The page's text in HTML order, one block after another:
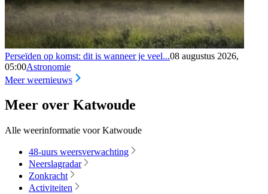
Perseïden op komst: dit is wanneer je veel...08 augustus 2026,
05:00Astronomie
Meer weernieuws
Meer over Katwoude
Alle weerinformatie voor Katwoude
48-uurs weersverwachting
Neerslagradar
Zonkracht
Activiteiten